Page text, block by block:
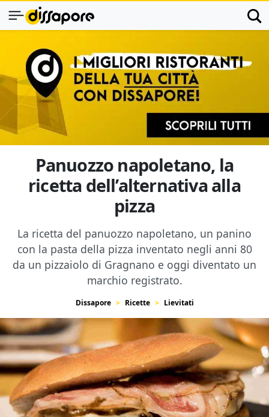
Panuozzo napoletano, la
ricetta dell’alternativa alla
pizza
La ricetta del panuozzo napoletano, un panino
con la pasta della pizza inventato negli anni 80
da un pizzaiolo di Gragnano e oggi diventato un
marchio registrato.
Dissapore Ricette Lievitati